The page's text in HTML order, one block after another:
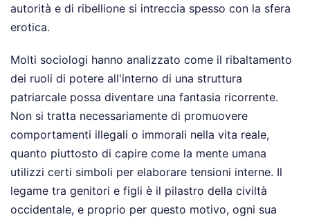
autorità e di ribellione si intreccia spesso con la sfera
erotica.
Molti sociologi hanno analizzato come il ribaltamento
dei ruoli di potere all'interno di una struttura
patriarcale possa diventare una fantasia ricorrente.
Non si tratta necessariamente di promuovere
comportamenti illegali o immorali nella vita reale,
quanto piuttosto di capire come la mente umana
utilizzi certi simboli per elaborare tensioni interne. Il
legame tra genitori e figli è il pilastro della civiltà
occidentale, e proprio per questo motivo, ogni sua